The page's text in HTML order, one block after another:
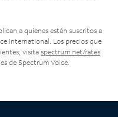
a quienes están suscritos a
International. Los precios que
visita spectrum.net/rates
de Spectrum Voice.